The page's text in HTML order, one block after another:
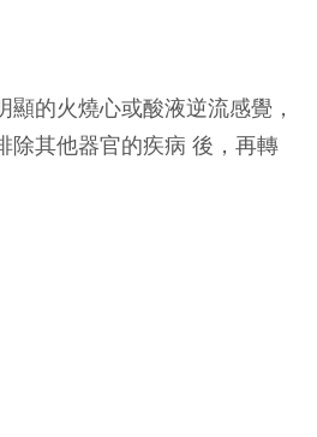
的火燒心或酸液逆流感覺，
除其他器官的疾病 後，再轉